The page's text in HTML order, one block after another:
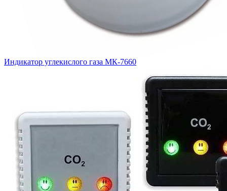
Индикатор углекислого газа МК-7660